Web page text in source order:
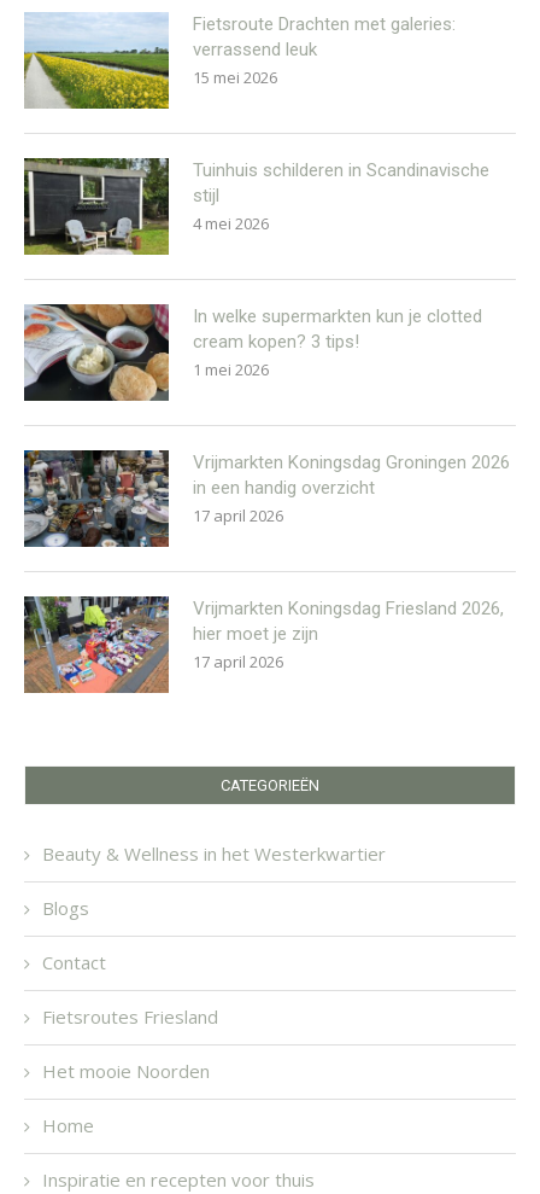
Fietsroute Drachten met galeries:
verrassend leuk
15 mei 2026
Tuinhuis schilderen in Scandinavische
stijl
4 mei 2026
In welke supermarkten kun je clotted
cream kopen? 3 tips!
1 mei 2026
Vrijmarkten Koningsdag Groningen 2026
in een handig overzicht
17 april 2026
Vrijmarkten Koningsdag Friesland 2026,
hier moet je zijn
17 april 2026
CATEGORIEËN
Beauty & Wellness in het Westerkwartier
Blogs
Contact
Fietsroutes Friesland
Het mooie Noorden
Home
Inspiratie en recepten voor thuis